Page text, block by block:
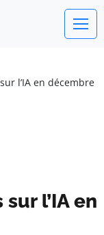
l’IA en décembre
l’IA en